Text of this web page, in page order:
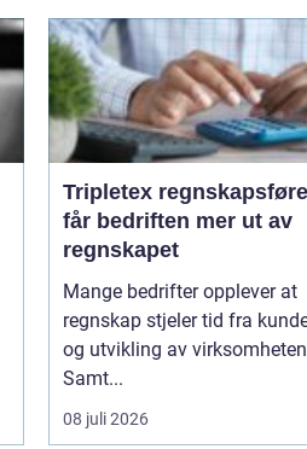
Tripletex regnskapsfører
får bedriften mer ut av
regnskapet
Mange bedrifter opplever at
regnskap stjeler tid fra
og utvikling av
Samt...
08 juli 2026